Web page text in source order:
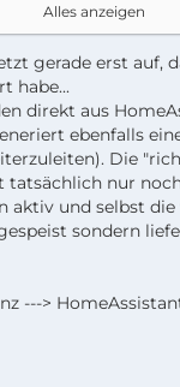
am
direkt von
kannst du im Hue
für HomeKit
„durchschleifen“
da man eine
Hue Plugin hat
Alles anzeigen
gerade erst auf,
habe...
direkt aus
ebenfalls
Die
tatsächlich nur
aktiv und selbst
sondern
--->